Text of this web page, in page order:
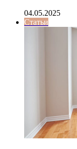
04.05.2025
Статьи